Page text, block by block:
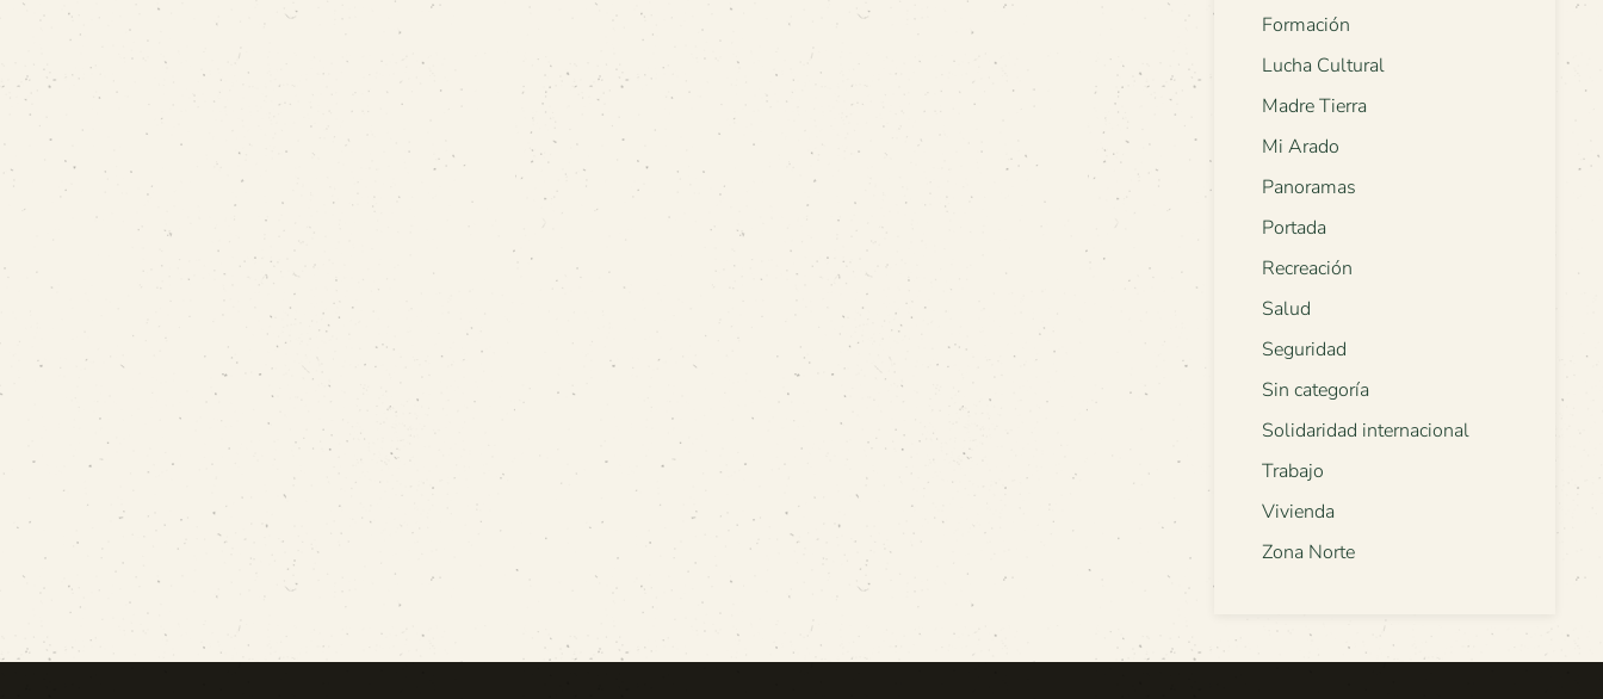
Formación
Lucha Cultural
Madre Tierra
Mi Arado
Panoramas
Portada
Recreación
Salud
Seguridad
Sin categoría
Solidaridad internacional
Trabajo
Vivienda
Zona Norte